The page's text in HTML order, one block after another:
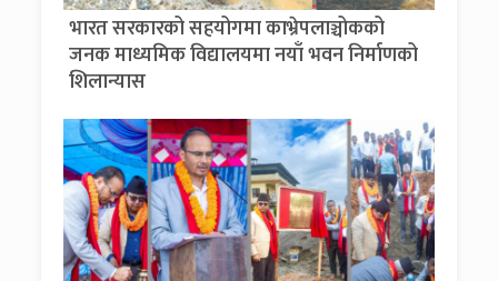
भारत सरकारको सहयोगमा काभ्रेपलाञ्चोकको
जनक माध्यमिक विद्यालयमा नयाँ भवन निर्माणको
शिलान्यास